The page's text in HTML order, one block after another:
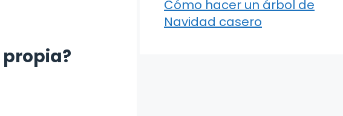
Cómo hacer un árbol de
Navidad casero